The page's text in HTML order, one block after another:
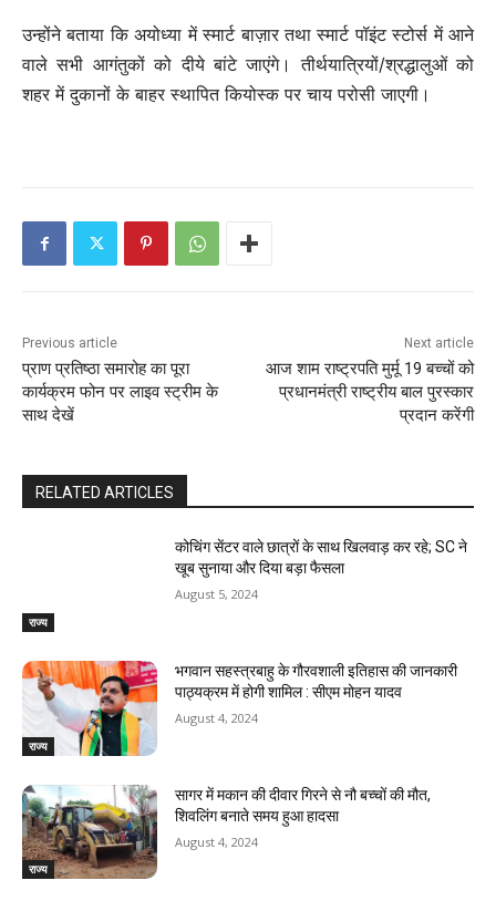
उन्होंने बताया कि अयोध्या में स्मार्ट बाज़ार तथा स्मार्ट पॉइंट स्टोर्स में आने
वाले सभी आगंतुकों को दीये बांटे जाएंगे। तीर्थयात्रियों/श्रद्धालुओं को
शहर में दुकानों के बाहर स्थापित कियोस्क पर चाय परोसी जाएगी।
Previous article
प्राण प्रतिष्ठा समारोह का पूरा
कार्यक्रम फोन पर लाइव स्ट्रीम के
साथ देखें
Next article
आज शाम राष्ट्रपति मुर्मू 19 बच्चों को
प्रधानमंत्री राष्ट्रीय बाल पुरस्कार
प्रदान करेंगी
RELATED ARTICLES
राज्य
कोचिंग सेंटर वाले छात्रों के साथ खिलवाड़ कर रहे; SC ने
खूब सुनाया और दिया बड़ा फैसला
August 5, 2024
राज्य
भगवान सहस्त्रबाहु के गौरवशाली इतिहास की जानकारी
पाठ्यक्रम में होगी शामिल : सीएम मोहन यादव
August 4, 2024
राज्य
सागर में मकान की दीवार गिरने से नौ बच्चों की मौत,
शिवलिंग बनाते समय हुआ हादसा
August 4, 2024